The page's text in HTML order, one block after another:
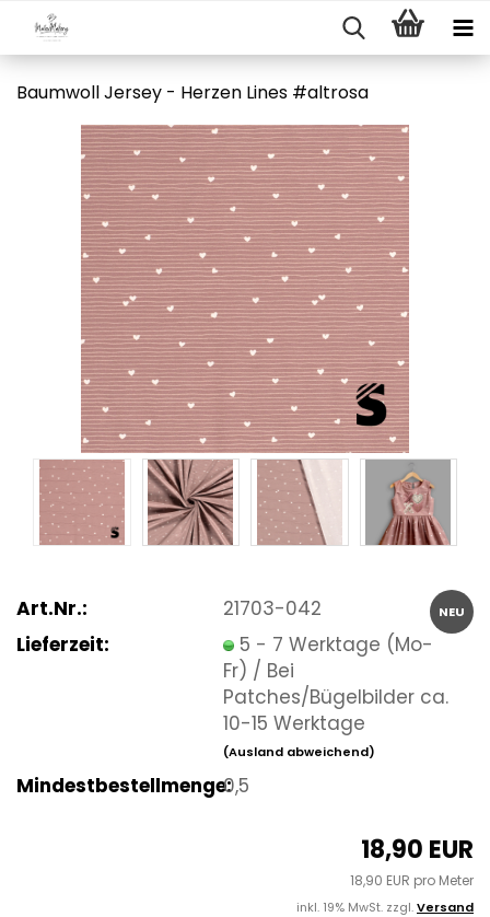
Baumwoll Jersey - Herzen Lines #altrosa
NEU
Art.Nr.:
21703-042
Lieferzeit:
5 - 7 Werktage (Mo-
Fr) / Bei
Patches/Bügelbilder ca.
10-15 Werktage
(Ausland abweichend)
Mindestbestellmenge:0,5
18,90 EUR
18,90 EUR pro Meter
inkl. 19% MwSt. zzgl.Versand